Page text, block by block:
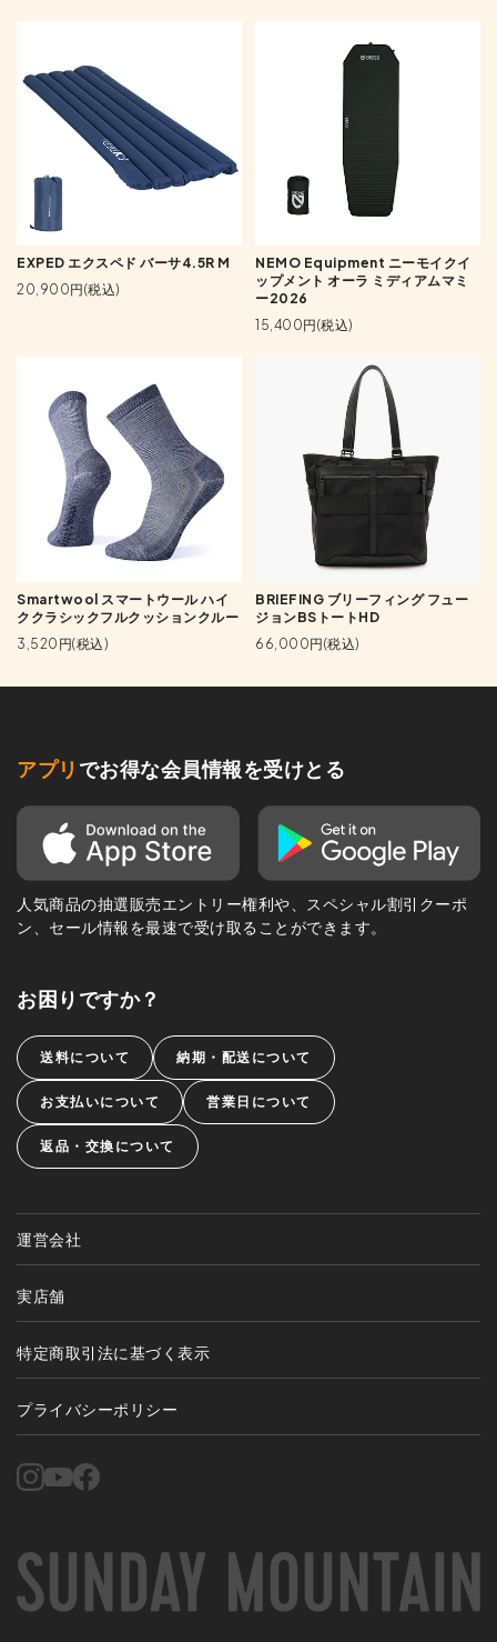
EXPED エクスペド バーサ4.5R M
20,900円(税込)
NEMO Equipment ニーモイクイ
ップメント オーラ ミディアムマミ
ー2026
15,400円(税込)
Smartwool スマートウール ハイ
ククラシックフルクッションクルー
3,520円(税込)
BRIEFING ブリーフィング フュー
ジョンBSトートHD
66,000円(税込)
アプリ でお得な会員情報を受けとる
人気商品の抽選販売エントリー権利や、スペシャル割引クーポ
ン、セール情報を最速で受け取ることができます。
お困りですか？
送料について 納期・配送について
お支払いについて 営業日について
返品・交換について
運営会社
実店舗
特定商取引法に基づく表示
プライバシーポリシー